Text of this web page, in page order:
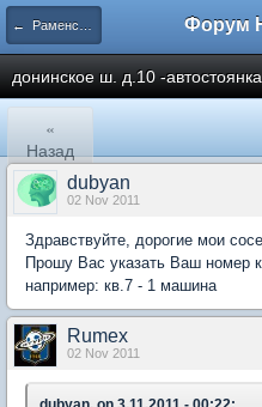
← Раменское
донинское ш. д.10 -автостоянка
«
Назад
dubyan
02 Nov 2011
Здравствуйте, дорогие мои
Прошу Вас указать Ваш номер
например: кв.7 - 1 машина
Rumex
02 Nov 2011